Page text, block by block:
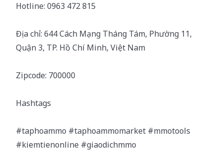
Hotline: 0963 472 815
Địa chỉ: 644 Cách Mạng Tháng Tám, Phường 11,
Quận 3, TP. Hồ Chí Minh, Việt Nam
Zipcode: 700000
Hashtags
#taphoammo #taphoammomarket #mmotools
#kiemtienonline #giaodichmmo